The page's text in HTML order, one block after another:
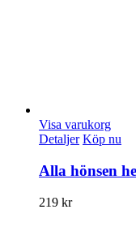
Visa varukorg
Detaljer Köp nu
Alla hönsen
219 kr